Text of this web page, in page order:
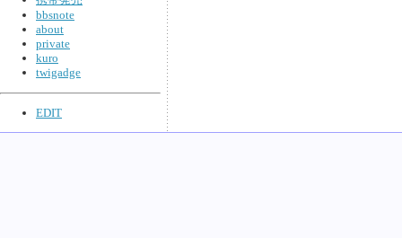
bbsnote
about
private
kuro
twigadge
EDIT